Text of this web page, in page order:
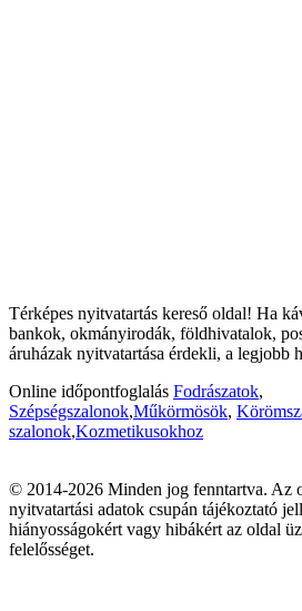
Térképes nyitvatartás kereső oldal! Ha
bankok, okmányirodák, földhivatalok,
áruházak nyitvatartása érdekli, a legjobb
Online időpontfoglalás Fodrászatok,
Szépségszalonok,Műkörmösök,
szalonok,Kozmetikusokhoz
© 2014-2026 Minden jog fenntartva. Az
nyitvatartási adatok csupán tájékoztató
hiányosságokért vagy hibákért az oldal
felelősséget.